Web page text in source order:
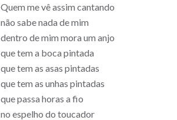
Quem me vê assim cantando
não sabe nada de mim
dentro de mim mora um anjo
que tem a boca pintada
que tem as asas pintadas
que tem as unhas pintadas
que passa horas a fio
no espelho do toucador